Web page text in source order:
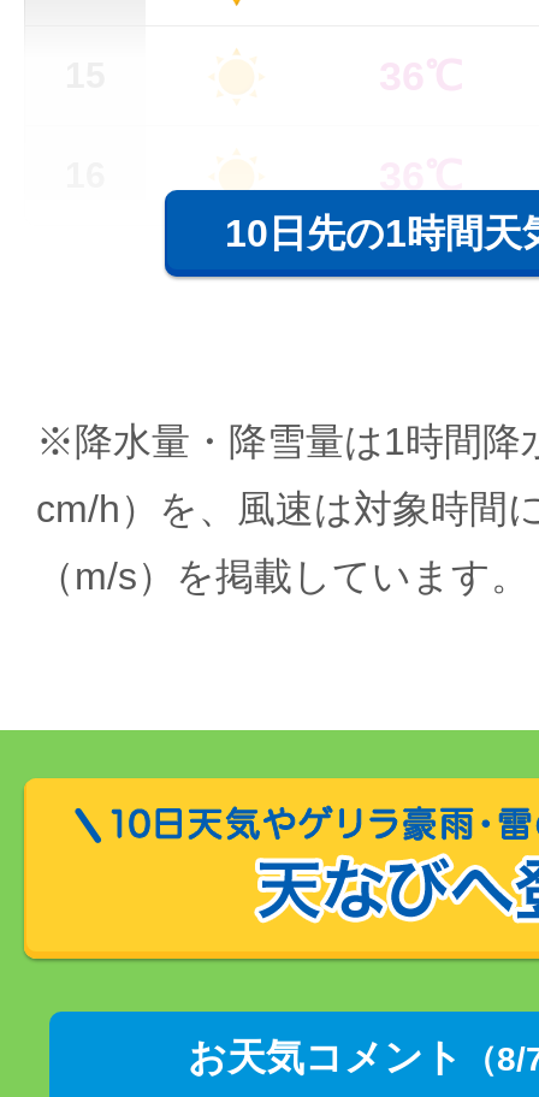
36℃
10日先の1時間天
※降水量・降雪量は1時間降
cm/h）を、風速は対象時間
（m/s）を掲載しています。
お天気コメント （